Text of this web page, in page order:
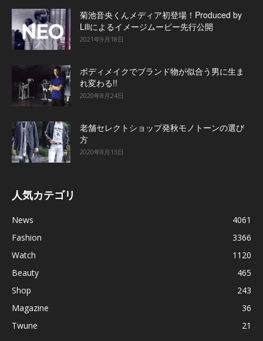
菊池音央くんメディア初登場！Produced by
Liliによるイメージムービー先行公開
2021年9月18日
ボディメイクでブランド物が似合う男に生ま
れ変わる!!
2020年8月24日
老舗セレクトショップ発秋モノトーンの選び
方
2020年8月13日
人気カテゴリ
News
4061
Fashion
3366
Watch
1120
Beauty
465
Shop
243
Magazine
36
Twune
21